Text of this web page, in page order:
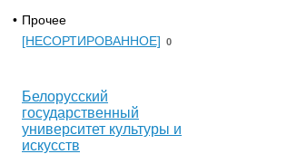
• Прочее
[НЕСОРТИРОВАННОЕ] 0
Белорусский
государственный
университет культуры и
искусств